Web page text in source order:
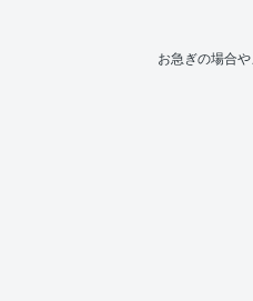
お急ぎの場合